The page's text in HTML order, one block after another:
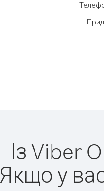
Із Viber
Якщо у